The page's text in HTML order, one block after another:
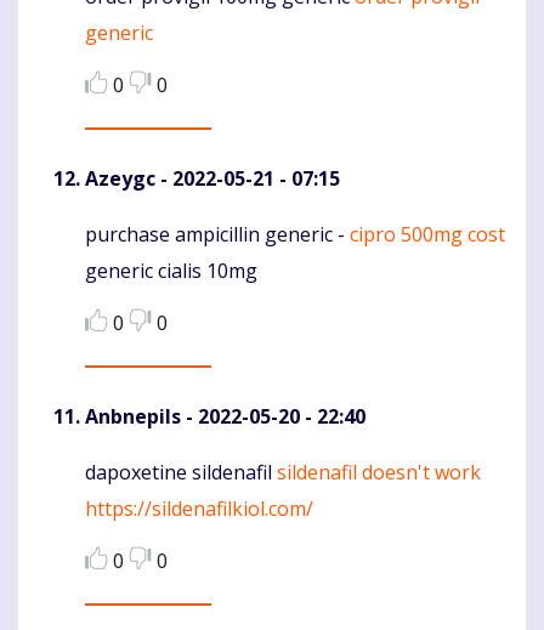
generic
0
0
Azeygc - 2022-05-21 - 07:15
Komentaras
purchase ampicillin generic - cipro 500mg cost
generic cialis 10mg
0
0
Anbnepils - 2022-05-20 - 22:40
Komentaras
dapoxetine sildenafil sildenafil doesn't work
https://sildenafilkiol.com/
0
0